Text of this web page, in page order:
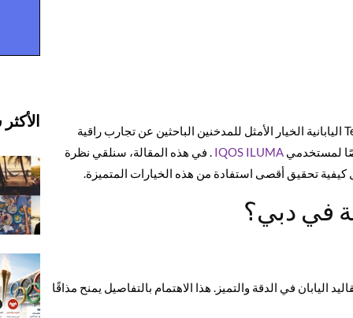
مع تحوّل عادات التدخين في دبي نحو بدائل الجيل الجديد، تُعدّ Terea اليابانية الخيار الأمثل للمدخنين الباحثين عن تجارب راقية
IQOS ILUMA . في هذه المقالة، سنلقي نظرة
تحقيق أقصى استفادة من هذه الخيارات المتميزة.
اليابان في الدقة والتميز. هذا الاهتمام بالتفاصيل يمنح مذاقًا